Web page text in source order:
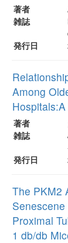
著者
雑誌
発行日
Among
著者
雑誌
発行日
The PKM2
Proximal
1 db/db